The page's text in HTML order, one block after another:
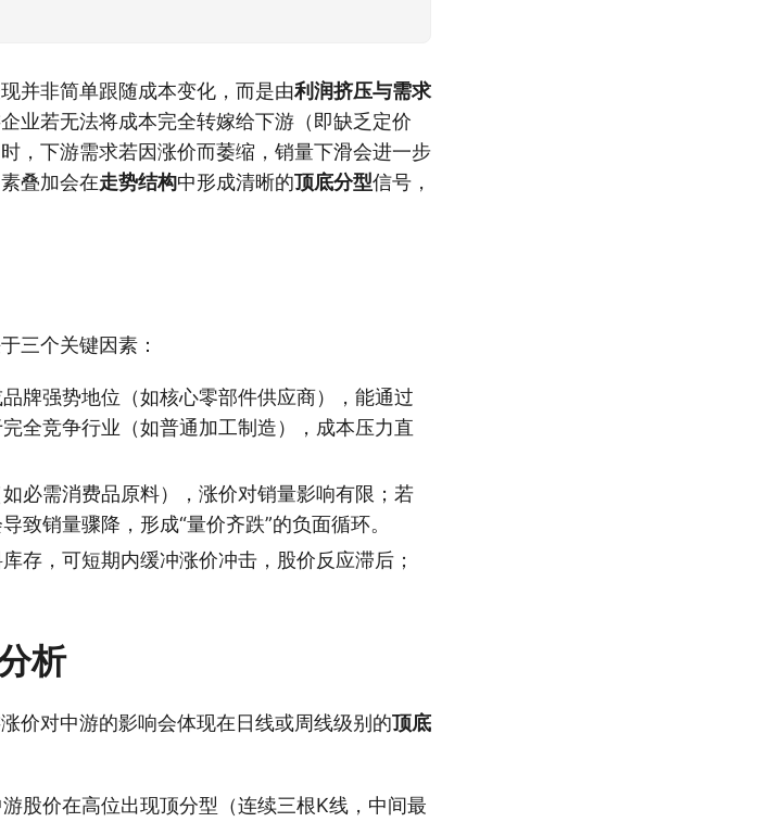
并非简单跟随成本变化，而是由利润挤压与需求
业若无法将成本完全转嫁给下游（即缺乏定价
，下游需求若因涨价而萎缩，销量下滑会进一步
叠加会在走势结构中形成清晰的顶底分型信号，
三个关键因素：
牌强势地位（如核心零部件供应商），能通过
全竞争行业（如普通加工制造），成本压力直
如必需消费品原料），涨价对销量影响有限；若
致销量骤降，形成“量价齐跌”的负面循环。
存，可短期内缓冲涨价冲击，股价反应滞后；
析
涨价对中游的影响会体现在日线或周线级别的顶底
股价在高位出现顶分型（连续三根K线，中间最